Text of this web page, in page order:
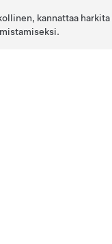
kannattaa harkita